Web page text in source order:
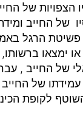
הצפויות של
של החייב
הרגל
ימצאו
של החייב ,
עמידתו של
לקופת